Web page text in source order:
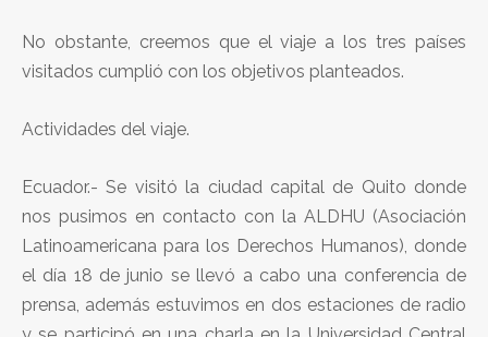
No obstante, creemos que el viaje a los tres países
visitados cumplió con los objetivos planteados.
Actividades del viaje.
Ecuador.- Se visitó la ciudad capital de Quito donde
nos pusimos en contacto con la ALDHU (Asociación
Latinoamericana para los Derechos Humanos), donde
el día 18 de junio se llevó a cabo una conferencia de
prensa, además estuvimos en dos estaciones de radio